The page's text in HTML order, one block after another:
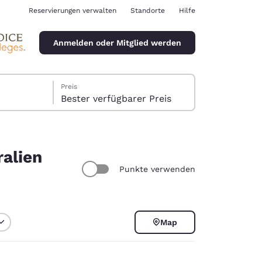
Reservierungen verwalten Standorte Hilfe
Anmelden oder Mitglied werden
Preis
Bester verfügbarer Preis
Punkte verwenden
Map